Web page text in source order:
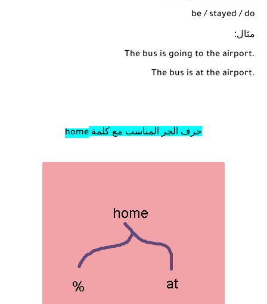
be / stayed / do
مثال:
The bus is going to the airport.
The bus is at the airport.
حرف الجر المناسب مع كلمة home